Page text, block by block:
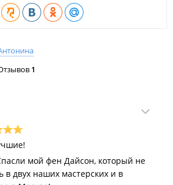
1
мой фен Дайсон, который не
в двух наших мастерских и в